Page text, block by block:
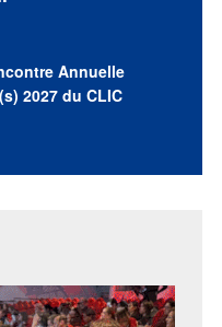
Annuelle
2027 du CLIC